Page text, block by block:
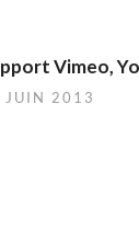
Vimeo,
JUIN 2013